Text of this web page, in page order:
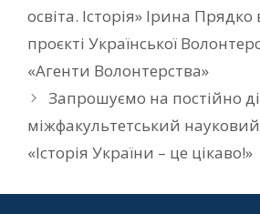
освіта. Історія» Ірина
проєкті Української
«Агенти Волонтерства»
Запрошуємо на постійно
міжфакультетський
«Історія України – це цікаво!»